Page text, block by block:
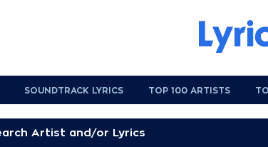
SOUNDTRACK LYRICS TOP 100 ARTISTS